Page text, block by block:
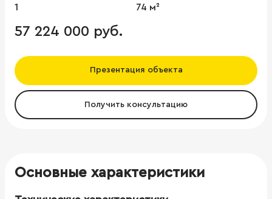
1 74 м²
57 224 000 руб.
Презентация объекта
Получить консультацию
Основные характеристики